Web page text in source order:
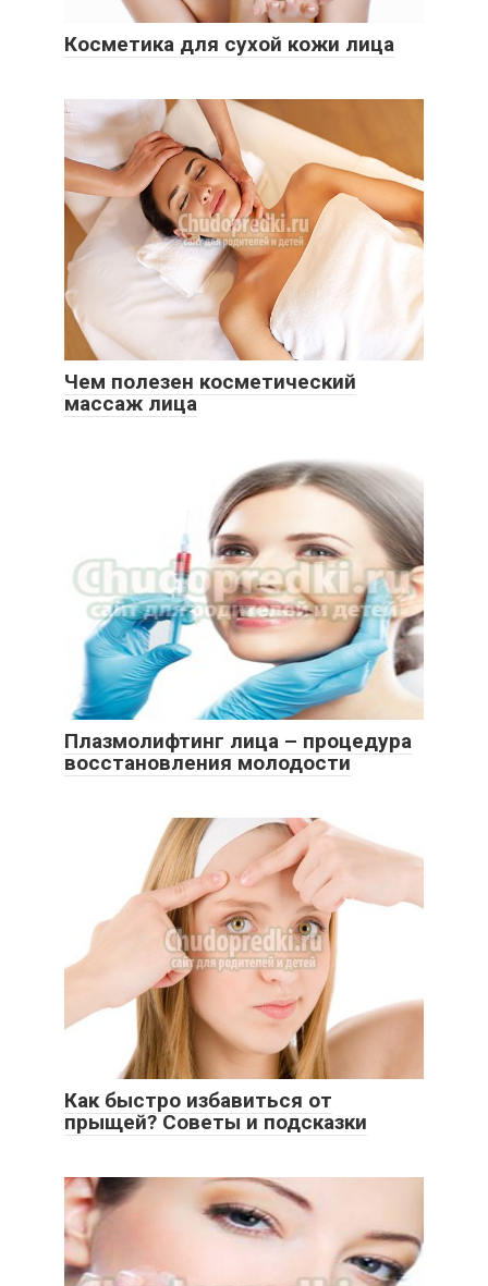
Косметика для сухой кожи лица
Чем полезен косметический
массаж лица
Плазмолифтинг лица – процедура
восстановления молодости
Как быстро избавиться от
прыщей? Советы и подсказки